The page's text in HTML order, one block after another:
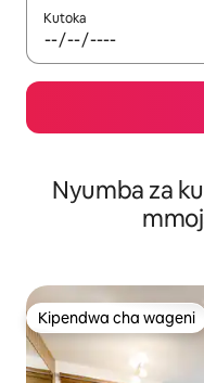
Kutoka
Nyumba za
Kipendwa cha wageni
Kipendwa cha wageni